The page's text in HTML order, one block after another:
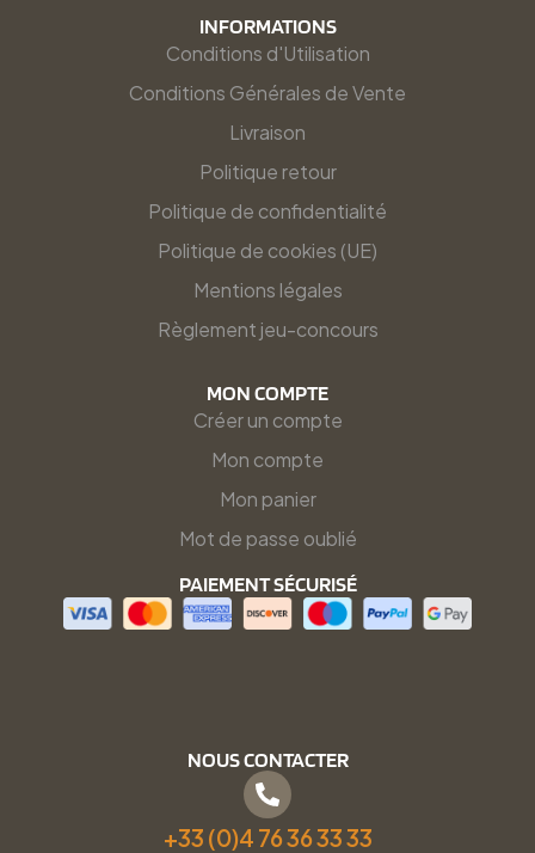
INFORMATIONS
Conditions d'Utilisation
Conditions Générales de Vente
Livraison
Politique retour
Politique de confidentialité
Politique de cookies (UE)
Mentions légales
Règlement jeu-concours
MON COMPTE
Créer un compte
Mon compte
Mon panier
Mot de passe oublié
PAIEMENT SÉCURISÉ
NOUS CONTACTER
+33 (0)4 76 36 33 33